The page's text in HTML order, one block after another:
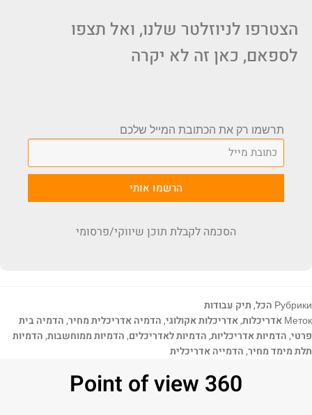
הצטרפו לניוזלטר שלנו, ואל תצפו
לספאם, כאן זה לא יקרה
תרשמו רק את הכתובת המייל שלכם
הרשמו אותי
הסכמה לקבלת תוכן שיווקי/פרסומי
Рубрики הכל,תיק עבודות
Метокאדריכלות,אדריכלות אקולוגי,הדמיה אדריכלית מחיר,הדמיה בית
פרטי,הדמיות אדריכליות,הדמיות לאדריכלים,הדמיות ממוחשבות,הדמיות
תלת מימד מחיר,הדמייה אדריכלית
Point of view 360